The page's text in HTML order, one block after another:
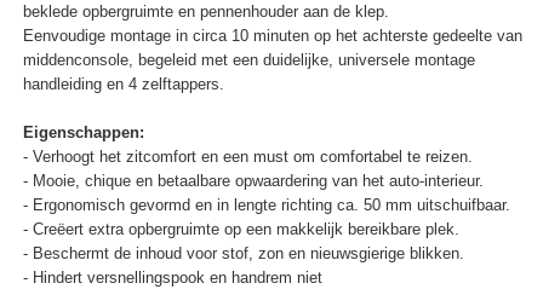
beklede opbergruimte en pennenhouder aan de klep.
Eenvoudige montage in circa 10 minuten op het achterste gedeelte van
middenconsole, begeleid met een duidelijke, universele montage
handleiding en 4 zelftappers.
Eigenschappen:
- Verhoogt het zitcomfort en een must om comfortabel te reizen.
- Mooie, chique en betaalbare opwaardering van het auto-interieur.
- Ergonomisch gevormd en in lengte richting ca. 50 mm uitschuifbaar.
- Creëert extra opbergruimte op een makkelijk bereikbare plek.
- Beschermt de inhoud voor stof, zon en nieuwsgierige blikken.
- Hindert versnellingspook en handrem niet